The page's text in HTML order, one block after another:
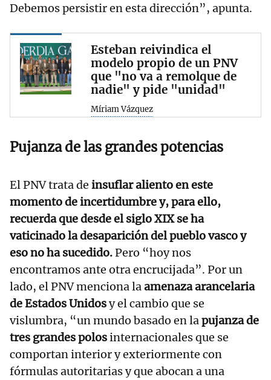
Debemos persistir en esta dirección”, apunta.
Esteban reivindica el
modelo propio de un PNV
que "no va a remolque de
nadie" y pide "unidad"
Míriam Vázquez
Pujanza de las grandes potencias
El PNV trata de insuflar aliento en este
momento de incertidumbre y, para ello,
recuerda que desde el siglo XIX se ha
vaticinado la desaparición del pueblo vasco y
eso no ha sucedido.Pero “hoy nos
encontramos ante otra encrucijada”. Por un
lado, el PNV menciona laamenaza arancelaria
de Estados Unidosy el cambio que se
vislumbra, “un mundo basado en lapujanza de
tres grandes polosinternacionales que se
comportan interior y exteriormente con
fórmulas autoritarias y que abocan a una